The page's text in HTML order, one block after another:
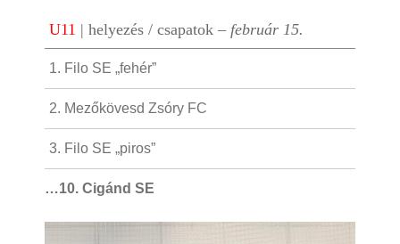
U11 | helyezés / csapatok – február 15.
1. Filo SE „fehér”
2. Mezőkövesd Zsóry FC
3. Filo SE „piros”
…10. Cigánd SE